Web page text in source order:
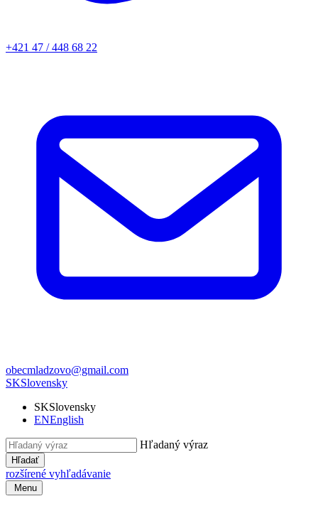
+421 47 / 448 68 22
obecmladzovo@gmail.com
SKSlovensky
SKSlovensky
ENEnglish
Hľadaný výraz
Hľadať
rozšírené vyhľadávanie
Menu